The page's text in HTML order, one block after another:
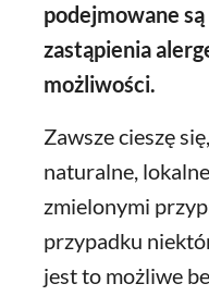
podejmowane
zastąpienia
możliwości.
Zawsze cieszę
naturalne,
zmielonymi
przypadku
jest to możliwe